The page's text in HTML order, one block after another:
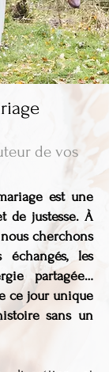
de vos
est une
de justesse. À
cherchons
les
partagée…
ce jour unique
sans un